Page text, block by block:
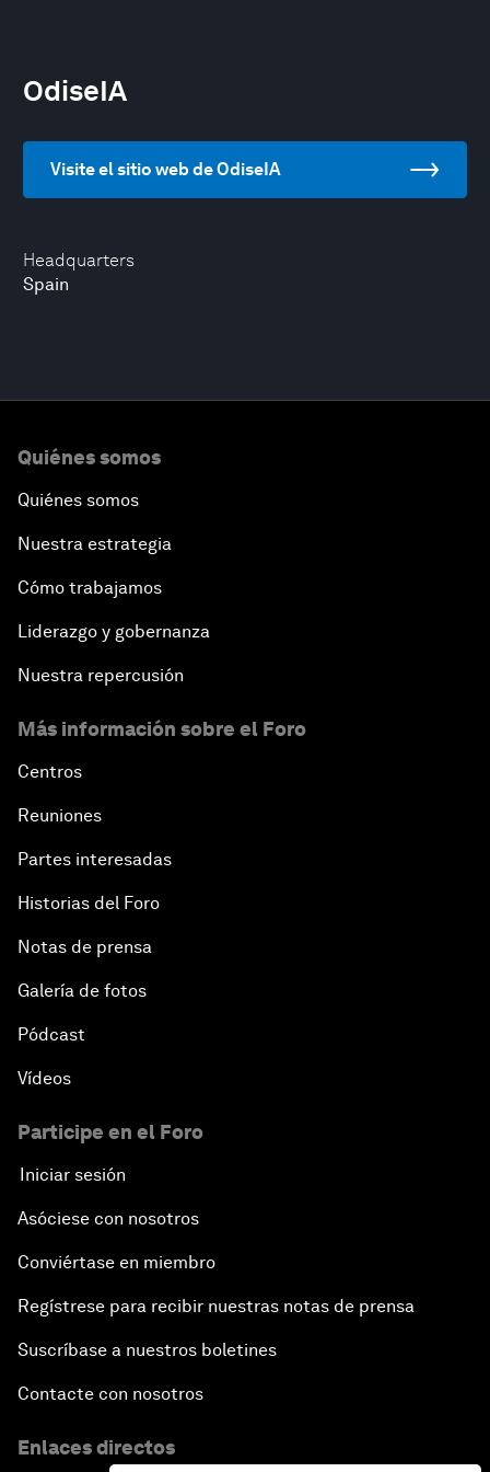
Headquarters
Spain
OdiseIA
Visite el sitio web de OdiseIA
Quiénes somos
Quiénes somos
Nuestra estrategia
Cómo trabajamos
Liderazgo y gobernanza
Nuestra repercusión
Más información sobre el Foro
Centros
Reuniones
Partes interesadas
Historias del Foro
Notas de prensa
Galería de fotos
Pódcast
Vídeos
Participe en el Foro
Iniciar sesión
Asóciese con nosotros
Conviértase en miembro
Regístrese para recibir nuestras notas de prensa
Suscríbase a nuestros boletines
Contacte con nosotros
Enlaces directos